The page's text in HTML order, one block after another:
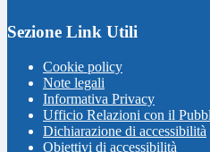
Sezione Link Utili
Cookie policy
Note legali
Informativa Privacy
Ufficio Relazioni con il
Dichiarazione di accessibilità
Obiettivi di accessibilità